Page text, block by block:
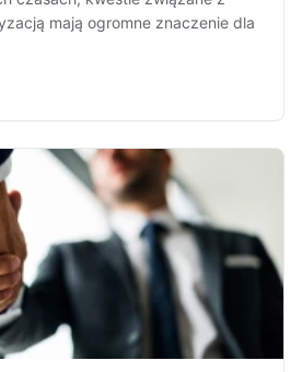
mają ogromne znaczenie dla